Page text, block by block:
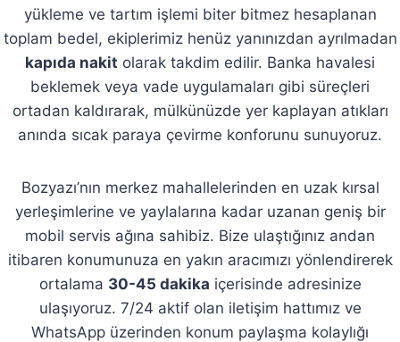
yükleme ve tartım işlemi biter bitmez hesaplanan
toplam bedel, ekiplerimiz henüz yanınızdan ayrılmadan
kapıda nakit olarak takdim edilir. Banka havalesi
beklemek veya vade uygulamaları gibi süreçleri
ortadan kaldırarak, mülkünüzde yer kaplayan atıkları
anında sıcak paraya çevirme konforunu sunuyoruz.
Bozyazı’nın merkez mahallelerinden en uzak kırsal
yerleşimlerine ve yaylalarına kadar uzanan geniş bir
mobil servis ağına sahibiz. Bize ulaştığınız andan
itibaren konumunuza en yakın aracımızı yönlendirerek
ortalama 30-45 dakika içerisinde adresinize
ulaşıyoruz. 7/24 aktif olan iletişim hattımız ve
WhatsApp üzerinden konum paylaşma kolaylığı